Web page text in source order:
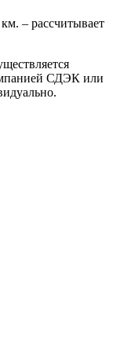
– рассчитывает
СДЭК или